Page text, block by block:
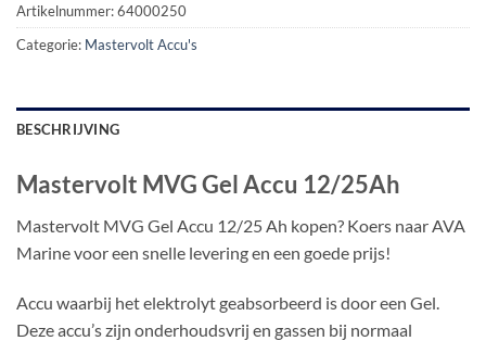
Artikelnummer:64000250
Categorie: Mastervolt Accu's
BESCHRIJVING
Mastervolt MVG Gel Accu 12/25Ah
Mastervolt MVG Gel Accu 12/25 Ah kopen? Koers naar AVA
Marine voor een snelle levering en een goede prijs!
Accu waarbij het elektrolyt geabsorbeerd is door een Gel.
Deze accu’s zijn onderhoudsvrij en gassen bij normaal